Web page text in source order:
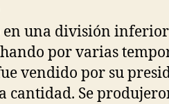
una división inferior
por varias
vendido por su
cantidad. Se